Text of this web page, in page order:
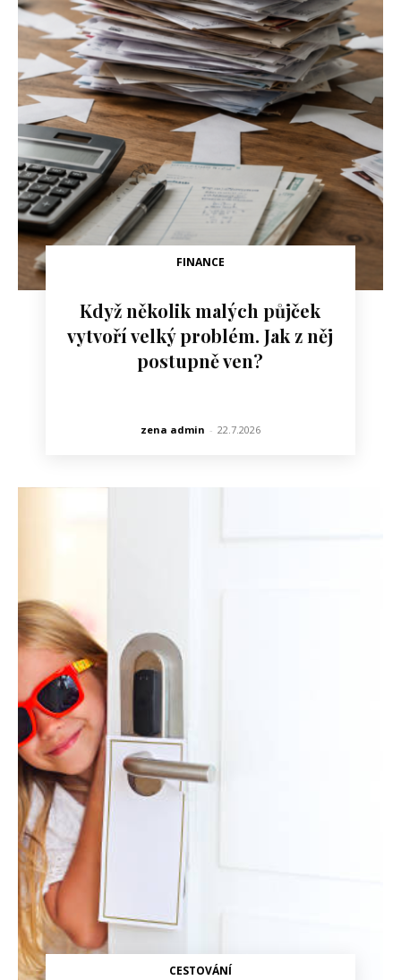
FINANCE
Když několik malých půjček
vytvoří velký problém. Jak z něj
postupně ven?
zena admin - 22.7.2026
CESTOVÁNÍ